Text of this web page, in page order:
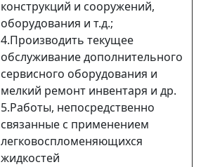
конструкций и сооружений,
оборудования и т.д.;
4.Производить текущее
обслуживание дополнительного
сервисного оборудования и
мелкий ремонт инвентаря и др.
5.Работы, непосредственно
связанные с применением
легковоспломеняющихся
жидкостей